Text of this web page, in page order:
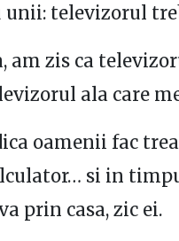
unii: televizorul
am zis ca
ala care
oamenii fac
si in
prin casa, zic ei.